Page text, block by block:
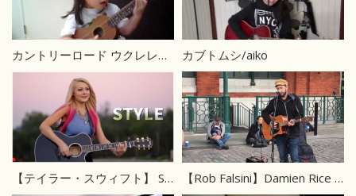
カントリーロード ウクレレ弾き語り カブトムシ/aiko
【テイラー・スウィフト】 Style 【Rob Falsini】Damien Rice Delicate